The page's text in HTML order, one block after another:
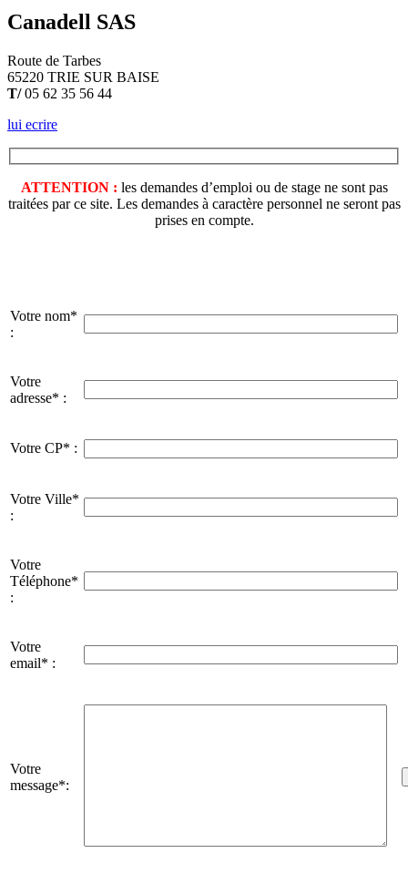
Canadell SAS
Route de Tarbes
65220 TRIE SUR BAISE
T/05 62 35 56 44
lui ecrire
ATTENTION : les demandes d’emploi ou de stage ne sont pas
traitées par ce site. Les demandes à caractère personnel ne seront pas
prises en compte.
Votre nom*
:
Votre
adresse* :
Votre CP* :
Votre Ville*
:
Votre
Téléphone*
:
Votre
email* :
Votre
message*: